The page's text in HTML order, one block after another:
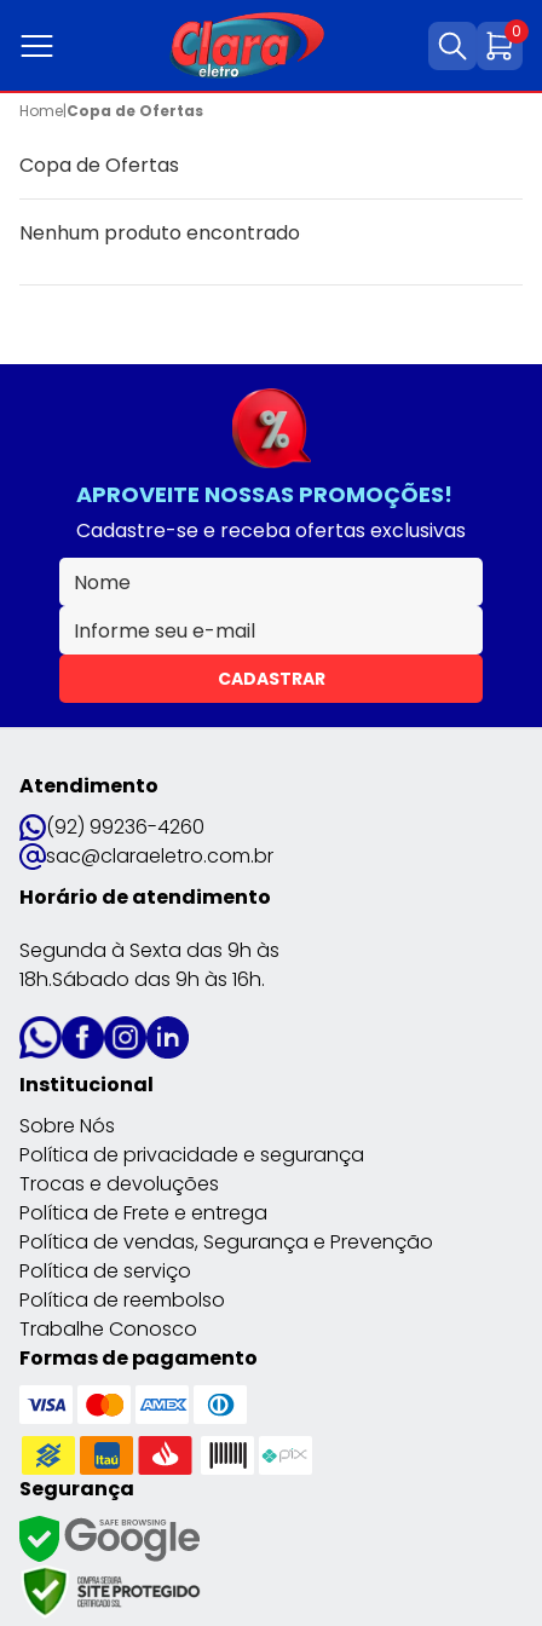
0
Home|Copa de Ofertas
Copa de Ofertas
Nenhum produto encontrado
APROVEITE NOSSAS PROMOÇÕES!
Cadastre-se e receba ofertas exclusivas
CADASTRAR
Atendimento
(92) 99236-4260
sac@claraeletro.com.br
Horário de atendimento
Segunda à Sexta das 9h às
18h.Sábado das 9h às 16h.
Institucional
Sobre Nós
Política de privacidade e segurança
Trocas e devoluções
Política de Frete e entrega
Política de vendas, Segurança e Prevenção
Política de serviço
Política de reembolso
Trabalhe Conosco
Formas de pagamento
Segurança